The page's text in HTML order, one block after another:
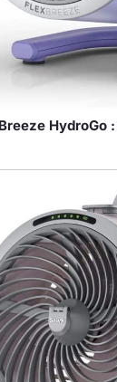
HydroGo